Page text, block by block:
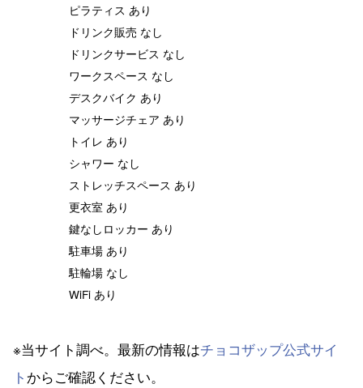
ピラティス あり
ドリンク販売 なし
ドリンクサービス なし
ワークスペース なし
デスクバイク あり
マッサージチェア あり
トイレ あり
シャワー なし
ストレッチスペース あり
更衣室 あり
鍵なしロッカー あり
駐車場 あり
駐輪場 なし
WiFi あり
※当サイト調べ。最新の情報はチョコザップ公式サイ
ト からご確認ください。